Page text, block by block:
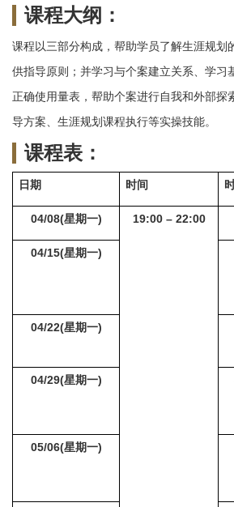
课程大纲：
课程以三部分构成，帮助学员了解生涯规划
供指导原则；并学习与个案建立关系、学习
正确使用量表，帮助个案进行自我和外部探
导方案、生涯规划课程执行等实操技能。
课程表：
日期 时间
04/08(星期一) 19:00 – 22:00
04/15(星期一)
04/22(星期一)
04/29(星期一)
05/06(星期一)